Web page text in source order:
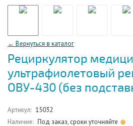
← Вернуться в каталог
Рециркулятор
ультрафиолетовый
ОВУ-430 (без
Артикул: 15032
Наличие: Под заказ, сроки уточняйте